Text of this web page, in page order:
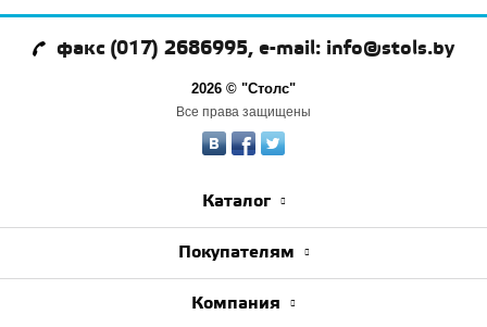
факс (017) 2686995, e-mail: info@stols.by
2026 © "Столс"
Все права защищены
Каталог
Покупателям
Компания